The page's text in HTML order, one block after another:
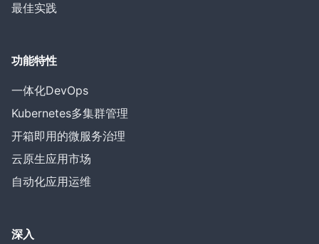
最佳实践
功能特性
一体化DevOps
Kubernetes多集群管理
开箱即用的微服务治理
云原生应用市场
自动化应用运维
深入